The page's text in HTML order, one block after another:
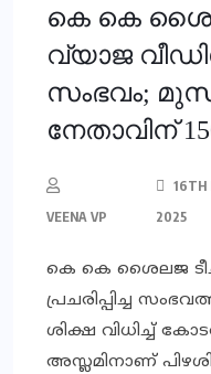
കെ കെ
വ്യാജ
സംഭവം;
നേതാവിന്
VEENA VP
16TH
2025
കെ കെ ശൈലജ
പ്രചരിപ്പിച്ച
ശിക്ഷ വിധിച്ച്
അസ്ലമിനാണ്